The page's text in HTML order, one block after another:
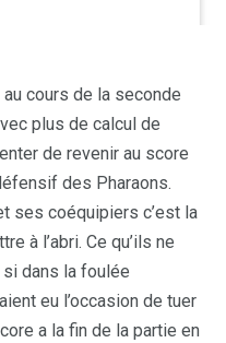
au cours de la seconde
plus de calcul de
de revenir au score
des Pharaons.
ses coéquipiers c’est la
à l’abri. Ce qu’ils ne
dans la foulée
eu l’occasion de tuer
a la fin de la partie en